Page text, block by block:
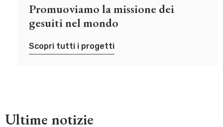
Promuoviamo la missione dei
gesuiti nel mondo
Scopri tutti i progetti
Ultime notizie